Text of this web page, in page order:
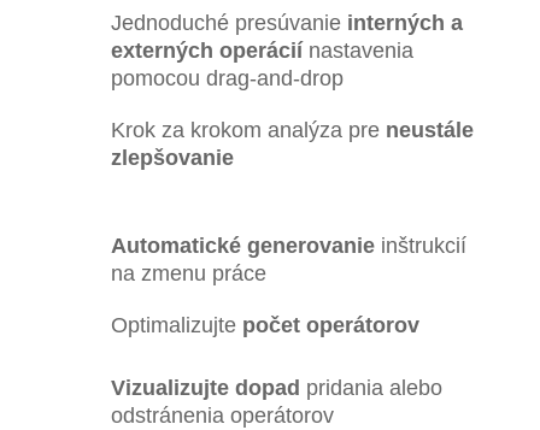
Jednoduché presúvanie interných a
externých operáciínastavenia
pomocou drag-and-drop
Krok za krokom analýza pre neustále
zlepšovanie
Automatické generovanieinštrukcií
na zmenu práce
Optimalizujte počet operátorov
Vizualizujte dopad pridania alebo
odstránenia operátorov